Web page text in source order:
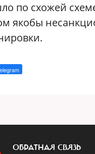
по схожей
якобы
ОБРАТНАЯ СВЯЗЬ